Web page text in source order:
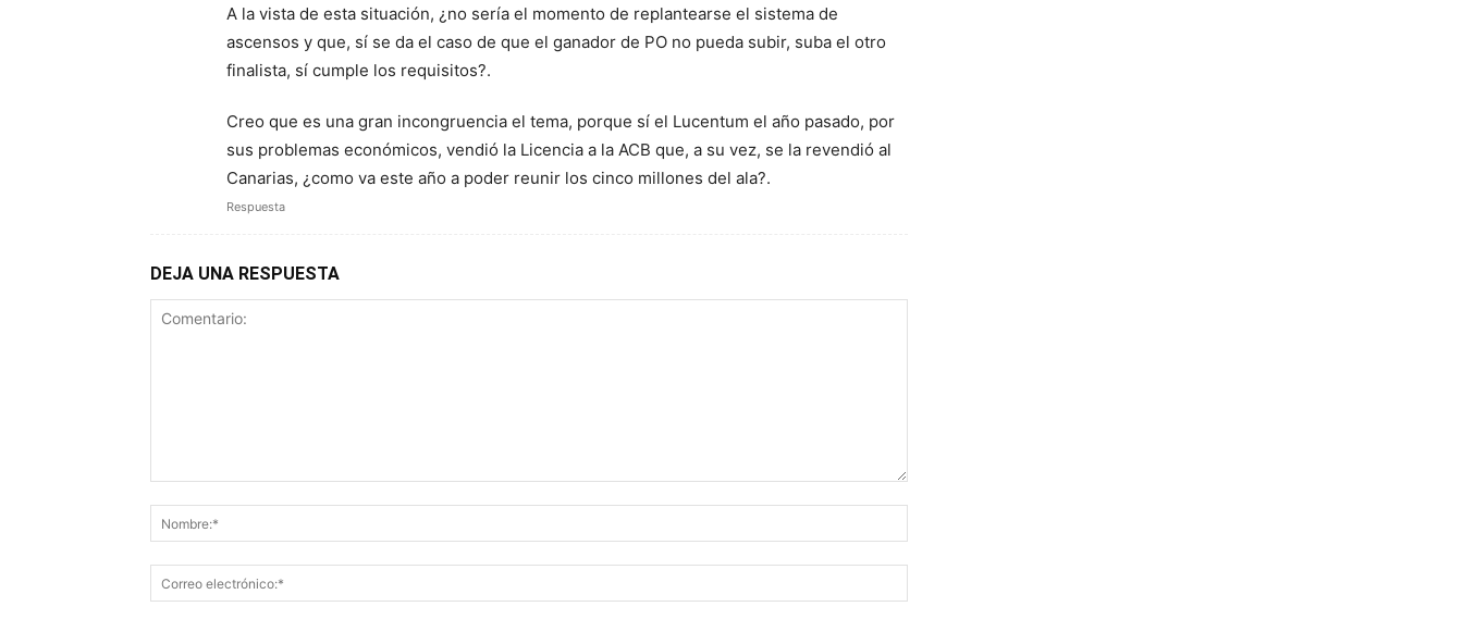
A la vista de esta situación, ¿no sería el momento de replantearse el sistema de
ascensos y que, sí se da el caso de que el ganador de PO no pueda subir, suba el otro
finalista, sí cumple los requisitos?.
Creo que es una gran incongruencia el tema, porque sí el Lucentum el año pasado, por
sus problemas económicos, vendió la Licencia a la ACB que, a su vez, se la revendió al
Canarias, ¿como va este año a poder reunir los cinco millones del ala?.
Respuesta
DEJA UNA RESPUESTA